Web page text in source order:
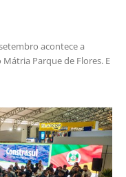
setembro acontece a
Parque de Flores. E